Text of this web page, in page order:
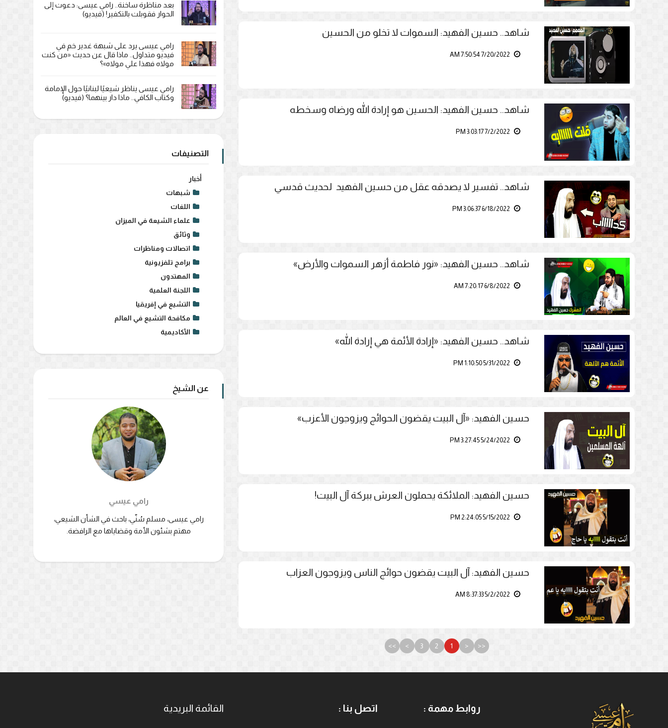
شاهد.. حسين الفهيد: السموات لا تخلو من الحسين
شاهد.. حسين الفهيد: الحسين هو إرادة الله ورضاه وسخطه
شاهد.. تفسير لا يصدقه عقل من حسين الفهيد لحديث قدسي
شاهد.. حسين الفهيد: «نور فاطمة أزهر السموات والأرض»
شاهد.. حسين الفهيد: «إرادة الأئمة هي إرادة الله»
حسين الفهيد: «آل البيت يقضون الحوائج ويزوجون الأعزب»
حسين الفهيد: الملائكة يحملون العرش ببركة آل البيت!
حسين الفهيد: آل البيت يقضون حوائج الناس ويزوجون العزاب
<<
<
1
2
3
>
>>
بعد مناظرة ساخنة.. رامي عيسى: دعوت إلى
الحوار فقوبلت بالتكفير! (فيديو)
رامي عيسى يرد على شبهة غدير خم في
فيديو متداول.. ماذا قال عن حديث «من كنت
مولاه فهذا علي مولاه»؟
رامي عيسى يناظر شيعيًا لبنانيًا حول الإمامة
وكتاب الكافي.. ماذا دار بينهما؟ (فيديو)
التصنيفات
أخبار
شبهات
اللغات
علماء الشيعة في الميزان
وثائق
اتصالات ومناظرات
برامج تلفزيونية
المهتدون
اللجنة العلمية
التشيع في إفريقيا
مكافحة التشيع في العالم
الأكاديمية
عن الشيخ
رامي عيسي
رامي عيسى، مسلم سُنّي، باحث في الشأن الشيعي،
مهتم بشئون الأمة وقضاياها مع الرافضة.
روابط مهمة : اتصل بنا : القائمة البريدية